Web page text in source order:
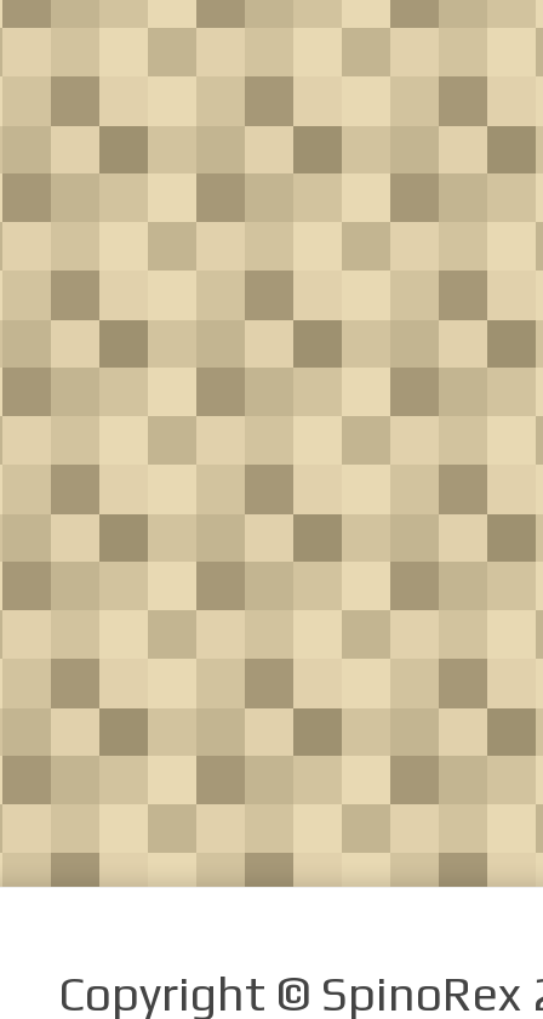
Copyright ©